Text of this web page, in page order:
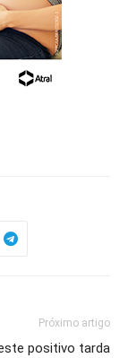
Próximo artigo
positivo tarda